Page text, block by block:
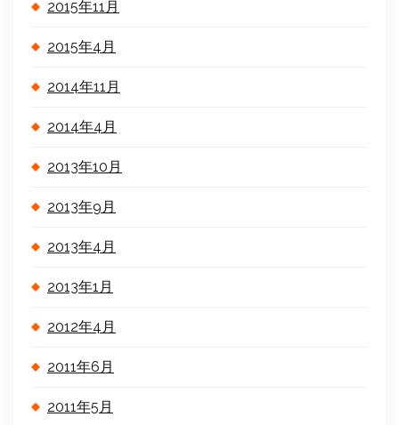
2015年11月
2015年4月
2014年11月
2014年4月
2013年10月
2013年9月
2013年4月
2013年1月
2012年4月
2011年6月
2011年5月